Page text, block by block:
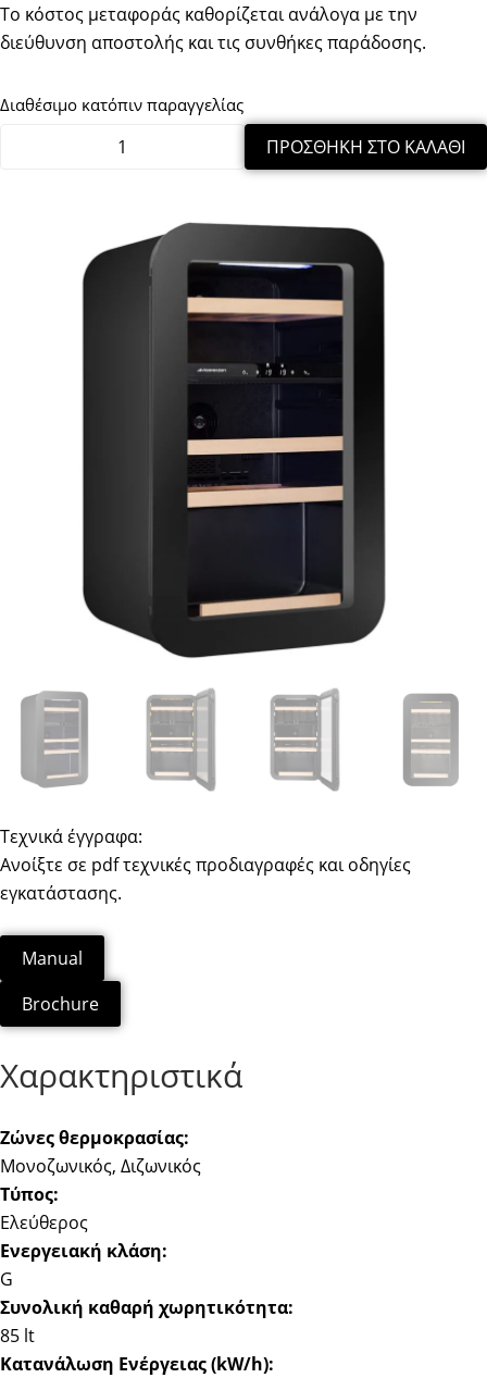
Το κόστος μεταφοράς καθορίζεται ανάλογα με την
διεύθυνση αποστολής και τις συνθήκες παράδοσης.
Διαθέσιμο κατόπιν παραγγελίας
ΠΡΟΣΘΉΚΗ ΣΤΟ ΚΑΛΆΘΙ
Τεχνικά έγγραφα:
Ανοίξτε σε pdf τεχνικές προδιαγραφές και οδηγίες
εγκατάστασης.
Manual
Brochure
Χαρακτηριστικά
Ζώνες θερμοκρασίας:
Μονοζωνικός, Διζωνικός
Τύπος:
Ελεύθερος
Ενεργειακή κλάση:
G
Συνολική καθαρή χωρητικότητα:
85 lt
Κατανάλωση Ενέργειας (kW/h):